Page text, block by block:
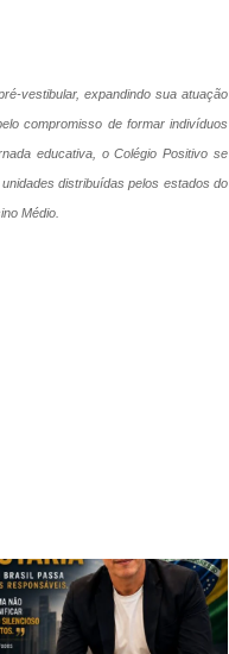
vestibular, expandindo sua atuação
compromisso de formar indivíduos
educativa, o Colégio Positivo se
distribuídas pelos estados do
Médio.